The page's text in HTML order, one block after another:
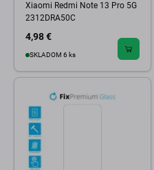
Xiaomi Redmi Note 13 Pro 5G
2312DRA50C
4,98 €
SKLADOM 6 ks